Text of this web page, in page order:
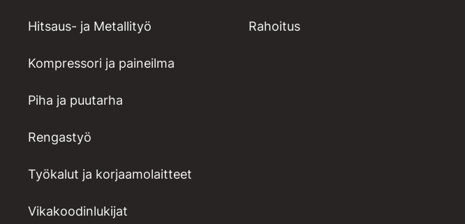
Hitsaus- ja Metallityö
Kompressori ja paineilma
Piha ja puutarha
Rengastyö
Työkalut ja korjaamolaitteet
Vikakoodinlukijat
Rahoitus